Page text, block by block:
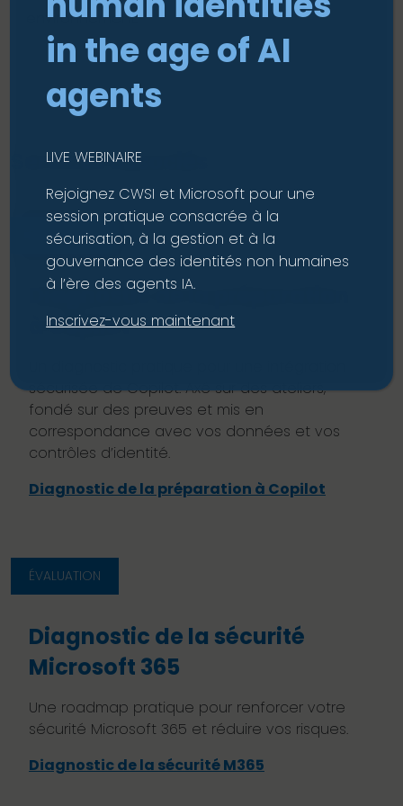
environnement.
Services associés
ÉVALUATION
Diagnostic de la préparation
à Copilot
sécurisée de Copilot. Axé sur des ateliers,
fondé sur des preuves et mis en
correspondance avec vos données et vos
contrôles d’identité.
Diagnostic de la préparation à Copilot
ÉVALUATION
Diagnostic de la sécurité
Microsoft 365
Une roadmap pratique pour renforcer votre
sécurité Microsoft 365 et réduire vos risques.
Diagnostic de la sécurité M365
in the age of AI
agents
LIVE WEBINAIRE
Rejoignez CWSI et Microsoft pour une
session pratique consacrée à la
sécurisation, à la gestion et à la
gouvernance des identités non humaines
à l’ère des agents IA.
Inscrivez-vous maintenant